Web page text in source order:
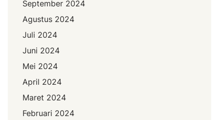
September 2024
Agustus 2024
Juli 2024
Juni 2024
Mei 2024
April 2024
Maret 2024
Februari 2024